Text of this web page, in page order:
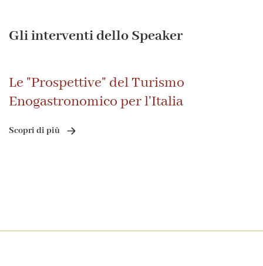
Gli interventi dello Speaker
Le "Prospettive" del Turismo
Enogastronomico per l'Italia
Scopri di più